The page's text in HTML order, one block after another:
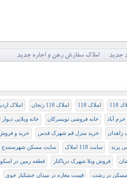
جدید
املاک سفارش رهن و اجاره جدید
118 املاک 118 املاک 118 زنجان املاک
آباد خانه فروشی تویسرکان خانه ویلایی دیوار
زاهدان خرید منزل قم شهرک قدس خرید و
پرند سایت 118 املاک سایت مسکن شهرسنندج
فروش ویلا شهرک دریاکنار قطعه زمین در اسکو
در رشت قیمت مغازه در میدان خشکبار خوی